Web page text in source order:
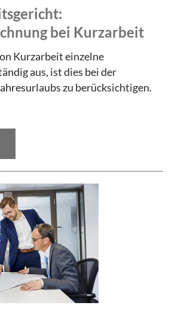
bei Kurzarbeit
Kurzarbeit einzelne
aus, ist dies bei der
zu berücksichtigen.